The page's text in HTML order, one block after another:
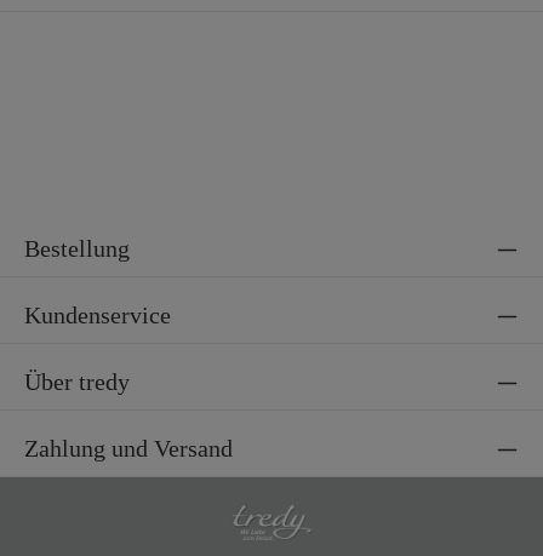
Bestellung
Kundenservice
Über tredy
Zahlung und Versand